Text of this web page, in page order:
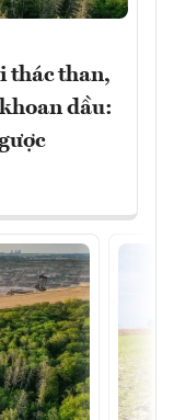
thác than,
dầu: